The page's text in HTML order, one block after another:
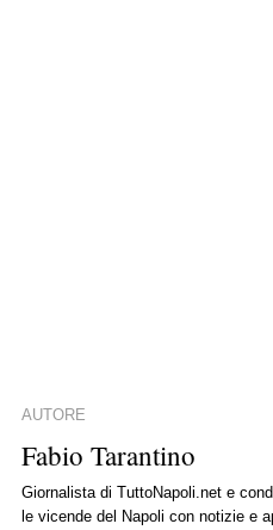
AUTORE
Fabio Tarantino
Giornalista di TuttoNapoli.net e
le vicende del Napoli con notizie e